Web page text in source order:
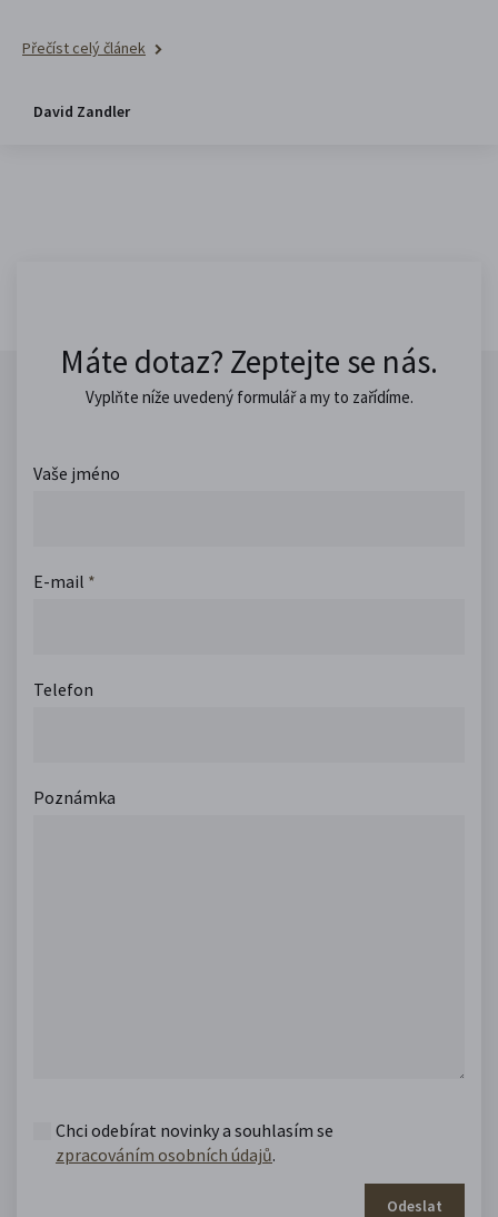
Přečíst celý článek
David Zandler
Máte dotaz? Zeptejte se nás.
Vyplňte níže uvedený formulář a my to zařídíme.
Vaše jméno
E-mail *
Telefon
Poznámka
Chci odebírat novinky a souhlasím se
zpracováním osobních údajů.
Odeslat